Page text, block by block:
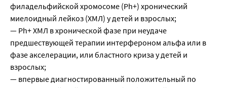
филадельфийской хромосоме (Ph+) хронический
миелоидный лейкоз (ХМЛ) у детей и взрослых;
— Ph+ ХМЛ в хронической фазе при неудаче
предшествующей терапии интерфероном альфа или в
фазе акселерации, или бластного криза у детей и
взрослых;
— впервые диагностированный положительный по